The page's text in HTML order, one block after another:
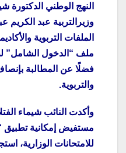
النهج الوطني الدكتورة
وزيرالتربية عبد
الملفات التربوية
ملف “الدخول الشامل”
فضلًا عن المطالبة
والتربوية.
وأكدت النائب شيماء
مستفيض إمكانية تطبيق
للامتحانات الوزارية،